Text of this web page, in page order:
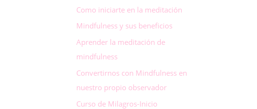
Como iniciarte en la meditación
Mindfulness y sus beneficios
Aprender la meditación de
mindfulness
Convertirnos con Mindfulness en
nuestro propio observador
Curso de Milagros-Inicio